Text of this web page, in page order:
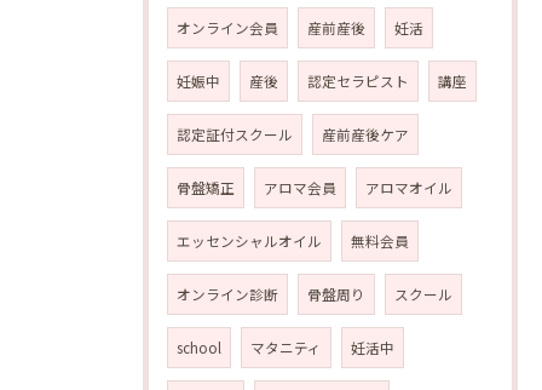
オンライン会員 産前産後 妊活
妊娠中 産後 認定セラピスト 講座
認定証付スクール 産前産後ケア
骨盤矯正 アロマ会員 アロマオイル
エッセンシャルオイル 無料会員
オンライン診断 骨盤周り スクール
school マタニティ 妊活中